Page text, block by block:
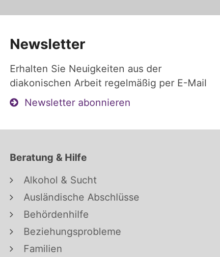
Newsletter
Erhalten Sie Neuigkeiten aus der
diakonischen Arbeit regelmäßig per E-Mail
Newsletter abonnieren
Beratung & Hilfe
Alkohol & Sucht
Ausländische Abschlüsse
Behördenhilfe
Beziehungsprobleme
Familien